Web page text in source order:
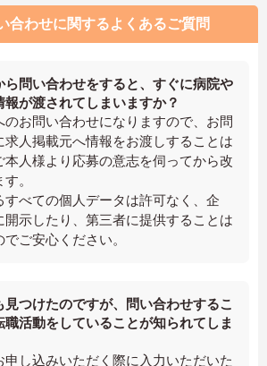
合わせに関するよくあるご質問
ら問い合わせをすると、すぐに病院や
報が渡されてしまいますか？
のお問い合わせになりますので、お問
求人掲載元へ情報をお渡しすることは
本人様より応募の意志を伺ってから改
。
すべての個人データは許可なく、企
開示したり、第三者に提供することは
ご安心ください。
見つけたのですが、問い合わせするこ
職活動をしていることが知られてしま
し込みいただく際に入力いただいた